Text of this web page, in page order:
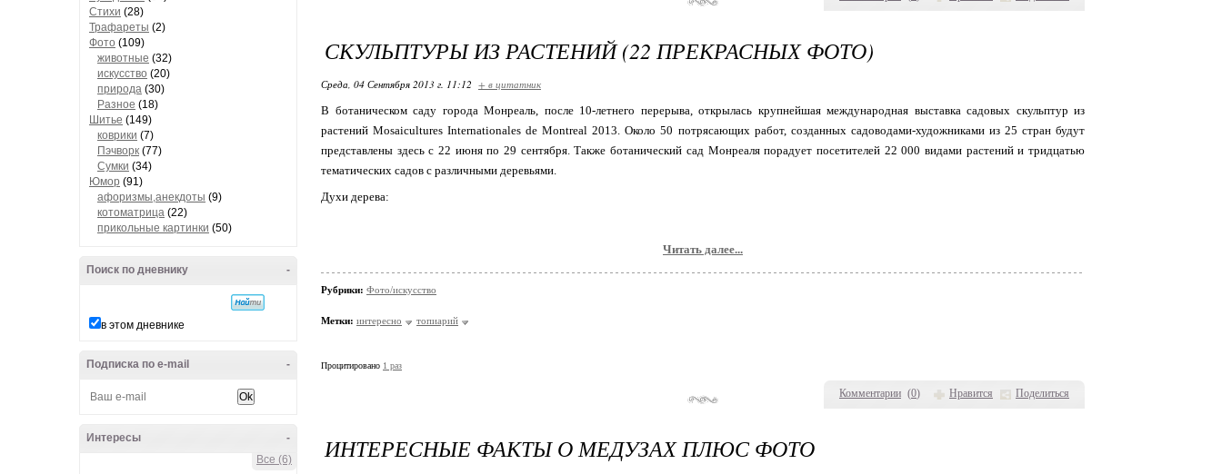
Стихи (28)
Трафареты (2)
Фото (109)
животные (32)
искусство (20)
природа (30)
Разное (18)
Шитье (149)
коврики (7)
Пэчворк (77)
Сумки (34)
Юмор (91)
афоризмы,анекдоты (9)
котоматрица (22)
прикольные картинки (50)
-
Поиск по дневнику
в этом дневнике
-
Подписка по e-mail
-
Интересы
Все (6)
Комментарии (0) Нравится Поделиться
СКУЛЬПТУРЫ ИЗ РАСТЕНИЙ (22 ПРЕКРАСНЫХ ФОТО)
Среда, 04 Сентября 2013 г. 11:12 + в цитатник
В ботаническом саду города Монреаль, после 10-летнего перерыва, открылась крупнейшая международная выставка садовых скульптур из
растений Mosaicultures Internationales de Montreal 2013. Около 50 потрясающих работ, созданных садоводами-художниками из 25 стран будут
представлены здесь с 22 июня по 29 сентября. Также ботанический сад Монреаля порадует посетителей 22 000 видами растений и тридцатью
тематических садов с различными деревьями.
Духи дерева:
Читать далее...
Рубрики: Фото/искусство
Метки: интересно топиарий
Процитировано 1 раз
ИНТЕРЕСНЫЕ ФАКТЫ О МЕДУЗАХ ПЛЮС ФОТО